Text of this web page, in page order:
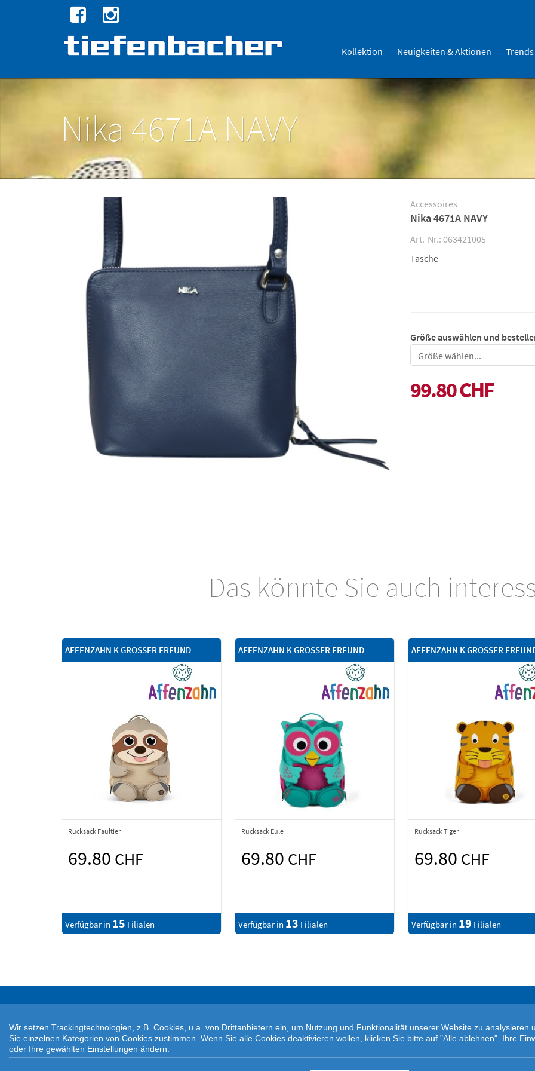
Kollektion Neuigkeiten & Aktionen Trends
Nika 4671A NAVY
Accessoires
Nika 4671A NAVY
Art.-Nr.: 063421005
Tasche
Größe auswählen und
Größe
99.80 CHF
Das könnte Sie auch
AFFENZAHN K GROSSER FREUND
Rucksack Faultier
69.80 CHF
Verfügbar in 15 Filialen
AFFENZAHN K GROSSER FREUND
Rucksack Eule
69.80 CHF
Verfügbar in 13 Filialen
AFFENZAHN K GROSSER
Rucksack Tiger
69.80 CHF
Verfügbar in 19 Filialen
Wir setzen Trackingtechnologien, z.B. Cookies, u.a. von Drittanbietern ein, um Nutzung und Funktionalität unserer Website zu
Sie einzelnen Kategorien von Cookies zustimmen. Wenn Sie alle Cookies deaktivieren wollen, klicken Sie bitte auf "Alle ablehnen". Ihre
oder Ihre gewählten Einstellungen ändern.